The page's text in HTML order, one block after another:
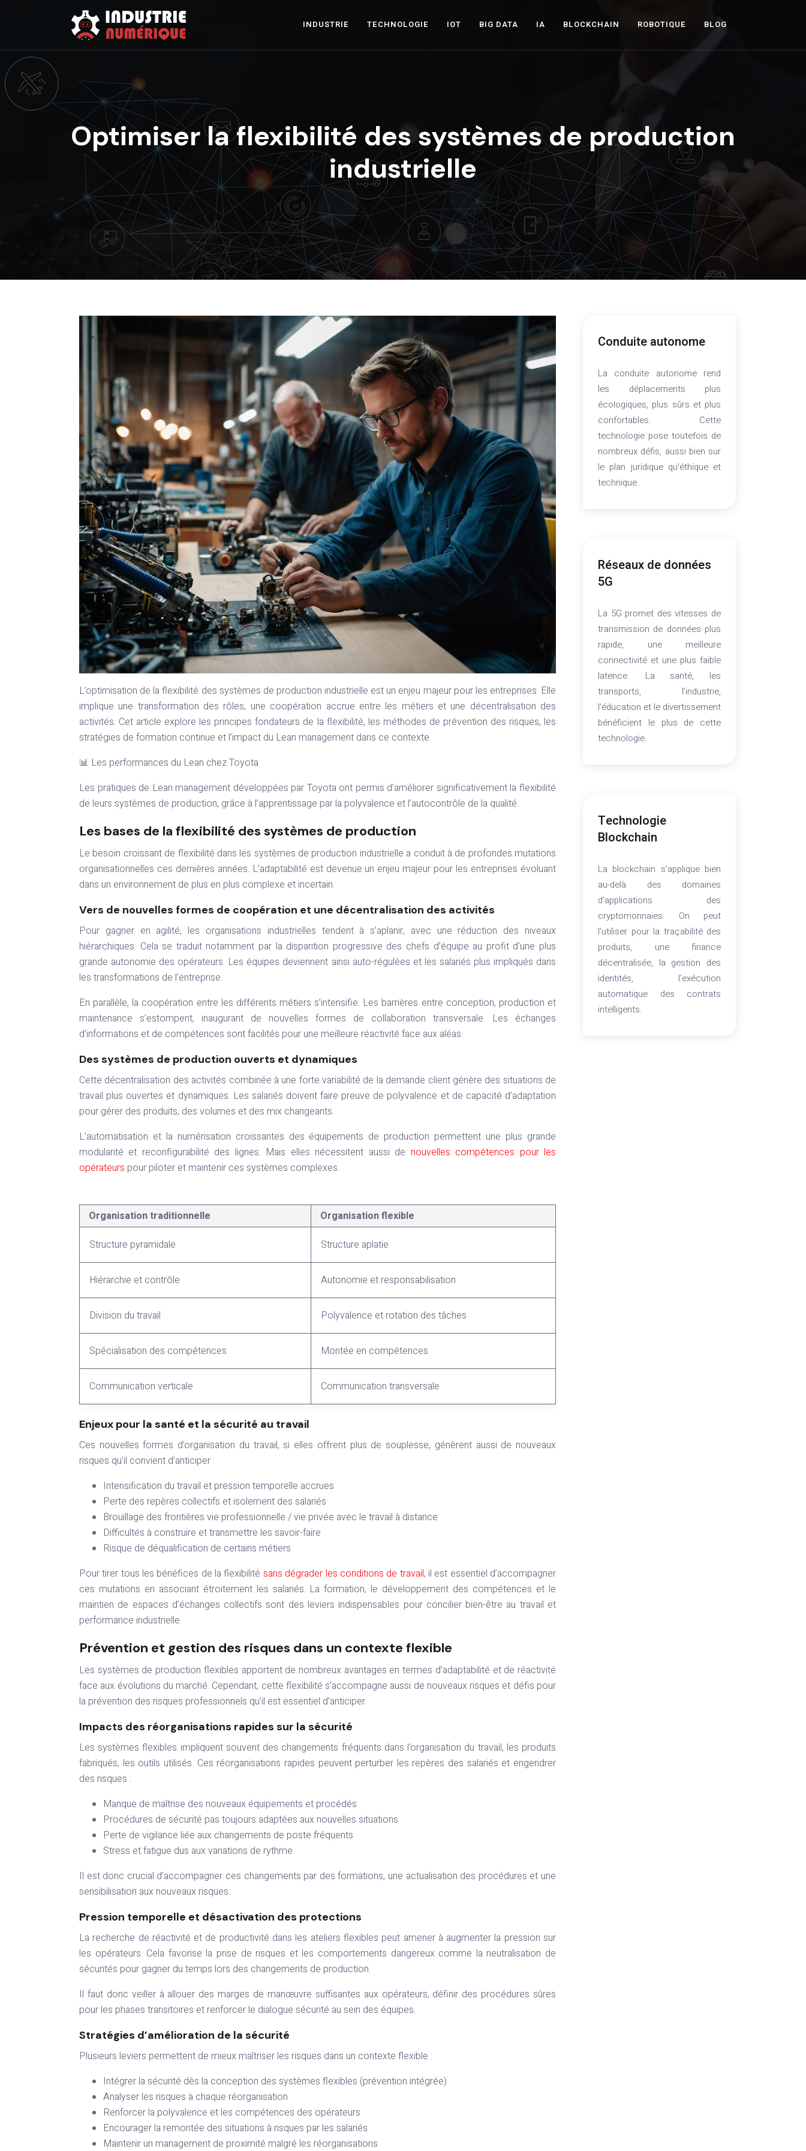
INDUSTRIE TECHNOLOGIE IOT BIG DATA IA BLOCKCHAIN ROBOTIQUE BLOG
Optimiser la flexibilité des systèmes de production
industrielle
L’optimisation de la flexibilité des systèmes de production industrielle est un enjeu majeur pour les entreprises. Elle
implique une transformation des rôles, une coopération accrue entre les métiers et une décentralisation des
activités. Cet article explore les principes fondateurs de la flexibilité, les méthodes de prévention des risques, les
stratégies de formation continue et l’impact du Lean management dans ce contexte.
📊 Les performances du Lean chez Toyota
Les pratiques de Lean management développées par Toyota ont permis d’améliorer significativement la flexibilité
de leurs systèmes de production, grâce à l’apprentissage par la polyvalence et l’autocontrôle de la qualité.
Les bases de la flexibilité des systèmes de production
Le besoin croissant de flexibilité dans les systèmes de production industrielle a conduit à de profondes mutations
organisationnelles ces dernières années. L’adaptabilité est devenue un enjeu majeur pour les entreprises évoluant
dans un environnement de plus en plus complexe et incertain.
Vers de nouvelles formes de coopération et une décentralisation des activités
Pour gagner en agilité, les organisations industrielles tendent à s’aplanir, avec une réduction des niveaux
hiérarchiques. Cela se traduit notamment par la disparition progressive des chefs d’équipe au profit d’une plus
grande autonomie des opérateurs. Les équipes deviennent ainsi auto-régulées et les salariés plus impliqués dans
les transformations de l’entreprise.
En parallèle, la coopération entre les différents métiers s’intensifie. Les barrières entre conception, production et
maintenance s’estompent, inaugurant de nouvelles formes de collaboration transversale. Les échanges
d’informations et de compétences sont facilités pour une meilleure réactivité face aux aléas.
Des systèmes de production ouverts et dynamiques
Cette décentralisation des activités combinée à une forte variabilité de la demande client génère des situations de
travail plus ouvertes et dynamiques. Les salariés doivent faire preuve de polyvalence et de capacité d’adaptation
pour gérer des produits, des volumes et des mix changeants.
L’automatisation et la numérisation croissantes des équipements de production permettent une plus grande
modularité et reconfigurabilité des lignes. Mais elles nécessitent aussi de nouvelles compétences pour les
opérateurs pour piloter et maintenir ces systèmes complexes.
Organisation traditionnelle
Organisation flexible
Structure pyramidale
Structure aplatie
Hiérarchie et contrôle Autonomie et responsabilisation
Division du travail Polyvalence et rotation des tâches
Spécialisation des compétences Montée en compétences
Communication verticale Communication transversale
Enjeux pour la santé et la sécurité au travail
Ces nouvelles formes d’organisation du travail, si elles offrent plus de souplesse, génèrent aussi de nouveaux
risques qu’il convient d’anticiper :
Intensification du travail et pression temporelle accrues
Perte des repères collectifs et isolement des salariés
Brouillage des frontières vie professionnelle / vie privée avec le travail à distance
Difficultés à construire et transmettre les savoir-faire
Risque de déqualification de certains métiers
Pour tirer tous les bénéfices de la flexibilité sans dégrader les conditions de travail, il est essentiel d’accompagner
ces mutations en associant étroitement les salariés. La formation, le développement des compétences et le
maintien de espaces d’échanges collectifs sont des leviers indispensables pour concilier bien-être au travail et
performance industrielle.
Prévention et gestion des risques dans un contexte flexible
Les systèmes de production flexibles apportent de nombreux avantages en termes d’adaptabilité et de réactivité
face aux évolutions du marché. Cependant, cette flexibilité s’accompagne aussi de nouveaux risques et défis pour
la prévention des risques professionnels qu’il est essentiel d’anticiper.
Impacts des réorganisations rapides sur la sécurité
Les systèmes flexibles impliquent souvent des changements fréquents dans l’organisation du travail, les produits
fabriqués, les outils utilisés. Ces réorganisations rapides peuvent perturber les repères des salariés et engendrer
des risques :
Manque de maîtrise des nouveaux équipements et procédés
Procédures de sécurité pas toujours adaptées aux nouvelles situations
Perte de vigilance liée aux changements de poste fréquents
Stress et fatigue dus aux variations de rythme
Il est donc crucial d’accompagner ces changements par des formations, une actualisation des procédures et une
sensibilisation aux nouveaux risques.
Pression temporelle et désactivation des protections
La recherche de réactivité et de productivité dans les ateliers flexibles peut amener à augmenter la pression sur
les opérateurs. Cela favorise la prise de risques et les comportements dangereux comme la neutralisation de
sécurités pour gagner du temps lors des changements de production.
Il faut donc veiller à allouer des marges de manœuvre suffisantes aux opérateurs, définir des procédures sûres
pour les phases transitoires et renforcer le dialogue sécurité au sein des équipes.
Stratégies d’amélioration de la sécurité
Plusieurs leviers permettent de mieux maîtriser les risques dans un contexte flexible :
Intégrer la sécurité dès la conception des systèmes flexibles (prévention intégrée)
Analyser les risques à chaque réorganisation
Renforcer la polyvalence et les compétences des opérateurs
Encourager la remontée des situations à risques par les salariés
Maintenir un management de proximité malgré les réorganisations
Conduite autonome
La conduite autonome rend
les déplacements plus
écologiques, plus sûrs et plus
confortables. Cette
technologie pose toutefois de
nombreux défis, aussi bien sur
le plan juridique qu’éthique et
technique.
Réseaux de données
5G
La 5G promet des vitesses de
transmission de données plus
rapide, une meilleure
connectivité et une plus faible
latence. La santé, les
transports, l’industrie,
l’éducation et le divertissement
bénéficient le plus de cette
technologie.
Technologie
Blockchain
La blockchain s’applique bien
au-delà des domaines
d’applications des
cryptomonnaies. On peut
l’utiliser pour la traçabilité des
produits, une finance
décentralisée, la gestion des
identités, l’exécution
automatique des contrats
intelligents.